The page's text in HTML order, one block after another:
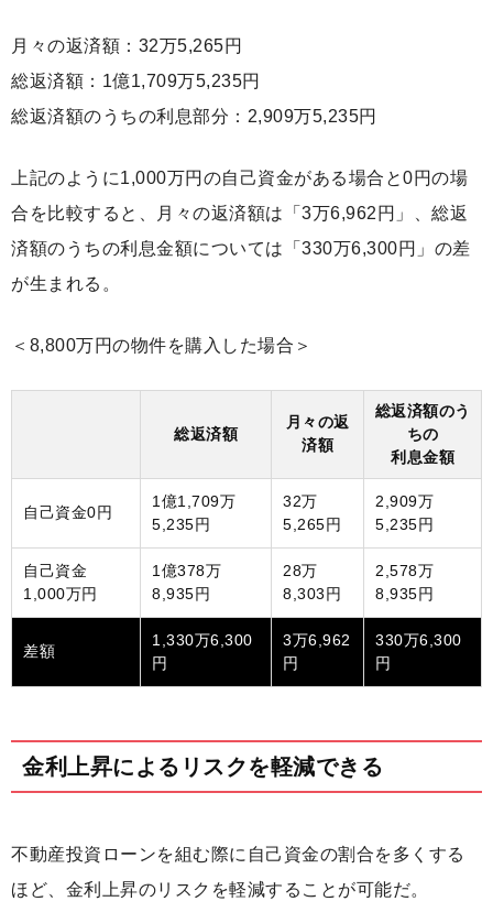
月々の返済額：32万5,265円
総返済額：1億1,709万5,235円
総返済額のうちの利息部分：2,909万5,235円
上記のように1,000万円の自己資金がある場合と0円の場
合を比較すると、月々の返済額は「3万6,962円」、総返
済額のうちの利息金額については「330万6,300円」の差
が生まれる。
＜8,800万円の物件を購入した場合＞
総返済額
月々の返
済額
総返済額のう
ちの
利息金額
自己資金0円
1億1,709万
5,235円
32万
5,265円
2,909万
5,235円
自己資金
1,000万円
1億378万
8,935円
28万
8,303円
2,578万
8,935円
差額
1,330万6,300
円
3万6,962
円
330万6,300
円
金利上昇によるリスクを軽減できる
不動産投資ローンを組む際に自己資金の割合を多くする
ほど、金利上昇のリスクを軽減することが可能だ。